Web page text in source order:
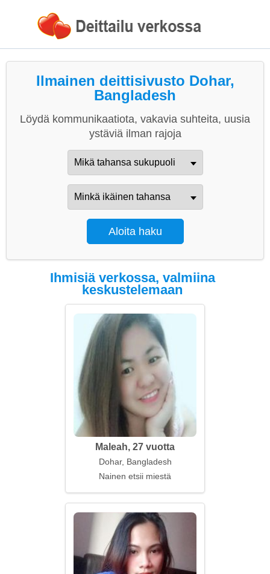
Ilmainen deittisivusto Dohar,
Bangladesh
Löydä kommunikaatiota, vakavia suhteita, uusia
ystäviä ilman rajoja
Ihmisiä verkossa, valmiina
keskustelemaan
Maleah, 27 vuotta
Dohar, Bangladesh
Nainen etsii miestä